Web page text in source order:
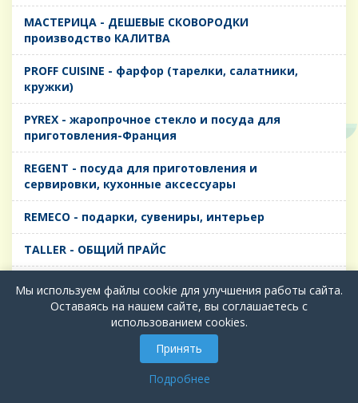
MАСТЕРИЦА - ДЕШЕВЫЕ СКОВОРОДКИ
производство КАЛИТВА
PROFF CUISINE - фарфор (тарелки, салатники,
кружки)
PYREX - жаропрочное стекло и посуда для
приготовления-Франция
REGENT - посуда для приготовления и
сервировки, кухонные аксессуары
REMECO - подарки, сувениры, интерьер
TALLER - ОБЩИЙ ПРАЙС
TIMA - посуда для приготовления и сервировки,
кухонные аксессуары
БИОСТАЛЬ - ТЕРМОСА
Мы используем файлы cookie для улучшения работы сайта.
Оставаясь на нашем сайте, вы соглашаетесь с
использованием cookies.
Принять
Подробнее